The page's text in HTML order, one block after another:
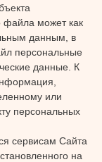
файла может как
данным, в
персональные
данные. К
или
персональных
сервисам Сайта
на